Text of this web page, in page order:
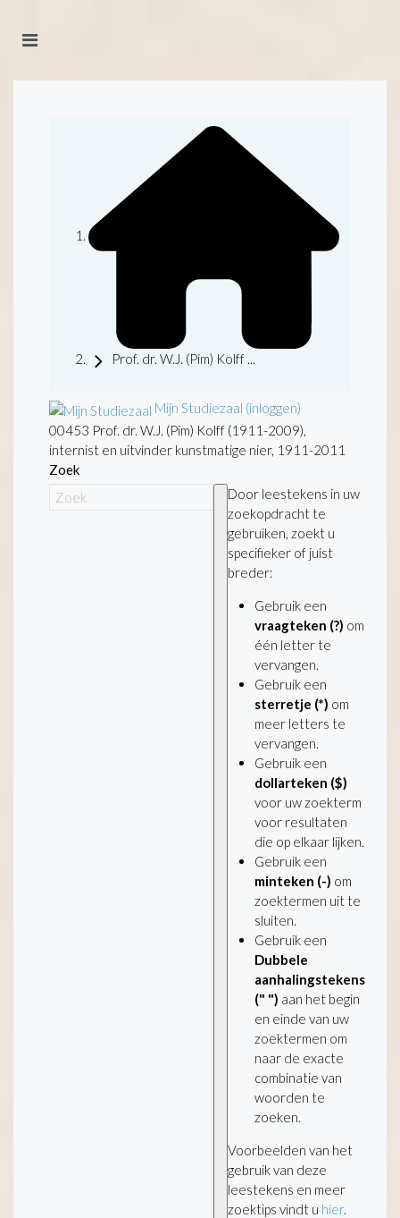
Prof. dr. W.J. (Pim) Kolff ...
Mijn Studiezaal (inloggen)
00453 Prof. dr. W.J. (Pim) Kolff (1911-2009),
internist en uitvinder kunstmatige nier, 1911-2011
Zoek
Door leestekens in uw
zoekopdracht te
gebruiken, zoekt u
specifieker of juist
breder:
Gebruik een
vraagteken (?) om
één letter te
vervangen.
Gebruik een
sterretje (*) om
meer letters te
vervangen.
Gebruik een
dollarteken ($)
voor uw zoekterm
voor resultaten
die op elkaar lijken.
Gebruik een
minteken (-) om
zoektermen uit te
sluiten.
Gebruik een
Dubbele
aanhalingstekens
(" ") aan het begin
en einde van uw
zoektermen om
naar de exacte
combinatie van
woorden te
zoeken.
Voorbeelden van het
gebruik van deze
leestekens en meer
zoektips vindt u hier.